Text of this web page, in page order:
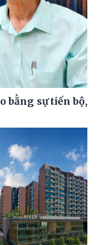
bằng sự tiến bộ,